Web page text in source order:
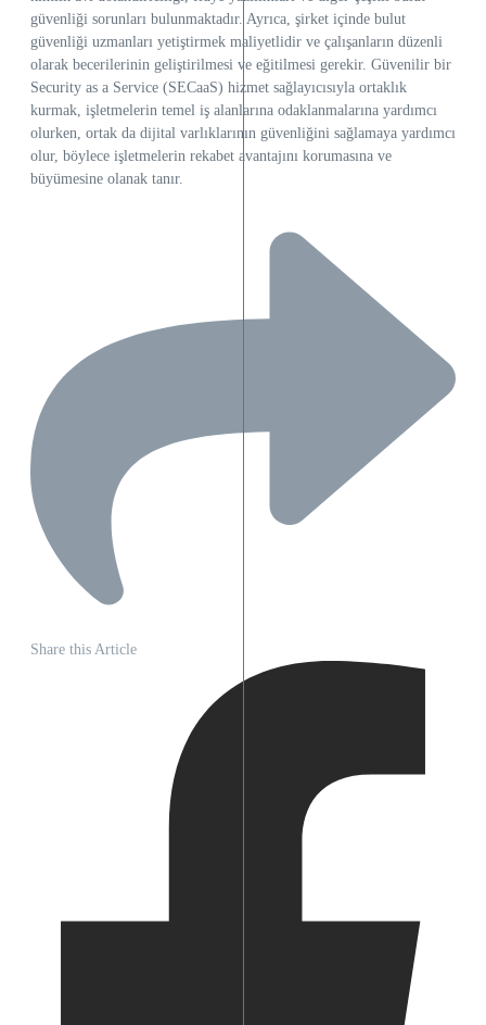
güvenliği sorunları bulunmaktadır. Ayrıca, şirket içinde bulut
güvenliği uzmanları yetiştirmek maliyetlidir ve çalışanların düzenli
olarak becerilerinin geliştirilmesi ve eğitilmesi gerekir. Güvenilir bir
Security as a Service (SECaaS) hizmet sağlayıcısıyla ortaklık
kurmak, işletmelerin temel iş alanlarına odaklanmalarına yardımcı
olurken, ortak da dijital varlıklarının güvenliğini sağlamaya yardımcı
olur, böylece işletmelerin rekabet avantajını korumasına ve
büyümesine olanak tanır.
Share this Article